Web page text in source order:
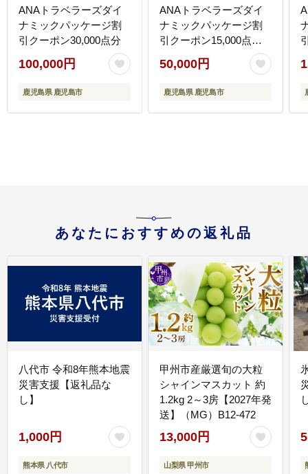
ANAトラベラーズダイ
ナミックパッケージ割
引クーポン30,000点分
100,000円
鹿児島県 鹿児島市
ANAトラベラーズダイ
ナミックパッケージ割
引クーポン15,000点
分 KDP-050
50,000円
鹿児島県 鹿児島市
あなたにおすすめの返礼品
八代市 令和8年熊本地震
災害支援【返礼品な
し】
1,000円
熊本県 八代市
甲州市産厳選旬の大粒
シャインマスカット 約
1.2kg 2～3房【2027年発
送】（MG）B12-472
13,000円
山梨県 甲州市